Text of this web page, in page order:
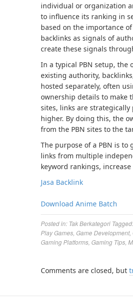
individual or organization
to influence its ranking in
based on the importance
backlinks as signals of
create these signals
In a typical PBN setup, the
existing authority,
hosted separately, often
ownership details to make
sites, links are
higher. By doing this, the
from the PBN sites to the
The purpose of a PBN is
links from multiple
keyword rankings,
Jasa Backlink
Download Anime Batch
Posted in: Tak Berkategori Tagged:
Play Games Game Development,
Gaming Platforms Gaming Tips
Comments are closed, but